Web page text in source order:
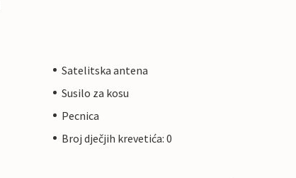
Satelitska antena
Susilo za kosu
Pecnica
Broj dječjih krevetića: 0